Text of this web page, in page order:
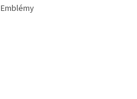
Emblémy